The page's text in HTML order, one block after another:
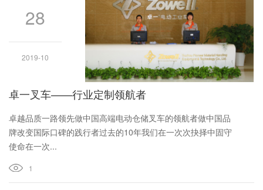
28
2019-10
卓一叉车——行业定制领航者
卓越品质一路领先做中国高端电动仓储叉车的领航者做中国品
牌改变国际口碑的践行者过去的10年我们在一次次抉择中固守
使命在一次...
1